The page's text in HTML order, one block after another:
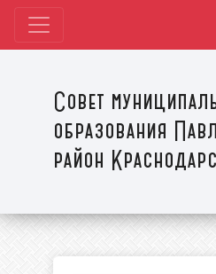
Совет
образования
район